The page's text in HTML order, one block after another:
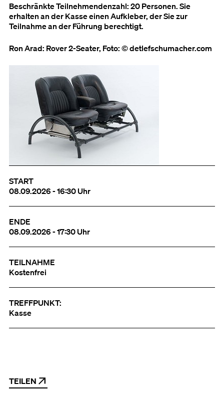
Beschränkte Teilnehmendenzahl: 20 Personen. Sie
erhalten an der Kasse einen Aufkleber, der Sie zur
Teilnahme an der Führung berechtigt.
Ron Arad: Rover 2-Seater, Foto: © detlefschumacher.com
START
08.09.2026 - 16:30 Uhr
ENDE
08.09.2026 - 17:30 Uhr
TEILNAHME
Kostenfrei
TREFFPUNKT:
Kasse
TEILEN